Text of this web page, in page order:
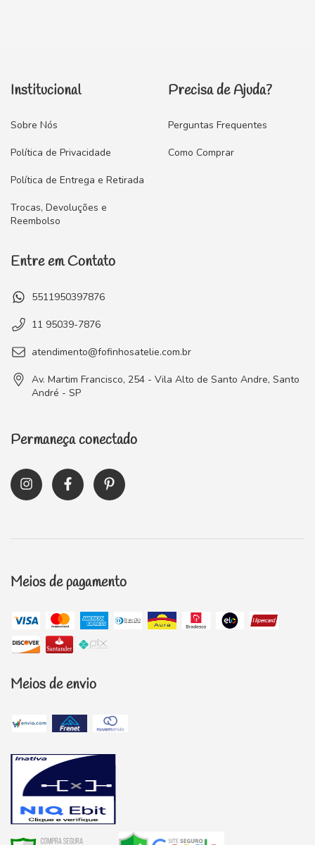
Institucional
Sobre Nós
Política de Privacidade
Política de Entrega e Retirada
Trocas, Devoluções e
Reembolso
Precisa de Ajuda?
Perguntas Frequentes
Como Comprar
Entre em Contato
5511950397876
11 95039-7876
atendimento@fofinhosatelie.com.br
Av. Martim Francisco, 254 - Vila Alto de Santo Andre, Santo
André - SP
Permaneça conectado
Meios de pagamento
Meios de envio